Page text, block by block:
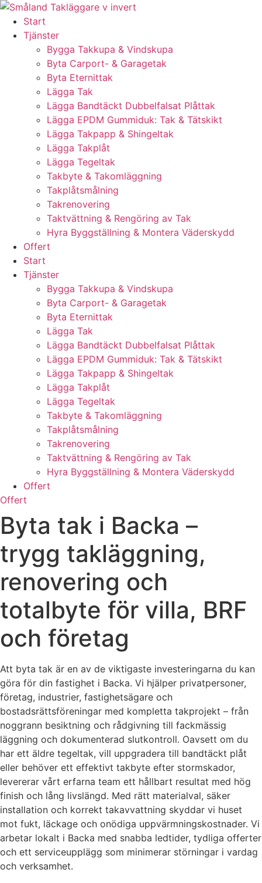
Skip
content
Start
Tjänster
Bygga Takkupa & Vindskupa
Byta Carport- & Garagetak
Byta Eternittak
Lägga Tak
Lägga Bandtäckt Dubbelfalsat Plåttak
Lägga EPDM Gummiduk: Tak & Tätskikt
Lägga Takpapp & Shingeltak
Lägga Takplåt
Lägga Tegeltak
Takbyte & Takomläggning
Takplåtsmålning
Takrenovering
Taktvättning & Rengöring av Tak
Hyra Byggställning & Montera Väderskydd
Offert
Start
Tjänster
Bygga Takkupa & Vindskupa
Byta Carport- & Garagetak
Byta Eternittak
Lägga Tak
Lägga Bandtäckt Dubbelfalsat Plåttak
Lägga EPDM Gummiduk: Tak & Tätskikt
Lägga Takpapp & Shingeltak
Lägga Takplåt
Lägga Tegeltak
Takbyte & Takomläggning
Takplåtsmålning
Takrenovering
Taktvättning & Rengöring av Tak
Hyra Byggställning & Montera Väderskydd
Offert
Offert
Byta tak i Backa –
trygg takläggning,
renovering och
totalbyte för villa, BRF
och företag
Att byta tak är en av de viktigaste investeringarna du kan
göra för din fastighet i Backa. Vi hjälper privatpersoner,
företag, industrier, fastighetsägare och
bostadsrättsföreningar med kompletta takprojekt – från
noggrann besiktning och rådgivning till fackmässig
läggning och dokumenterad slutkontroll. Oavsett om du
har ett äldre tegeltak, vill uppgradera till bandtäckt plåt
eller behöver ett effektivt takbyte efter stormskador,
levererar vårt erfarna team ett hållbart resultat med hög
finish och lång livslängd. Med rätt materialval, säker
installation och korrekt takavvattning skyddar vi huset
mot fukt, läckage och onödiga uppvärmningskostnader. Vi
arbetar lokalt i Backa med snabba ledtider, tydliga offerter
och ett serviceupplägg som minimerar störningar i vardag
och verksamhet.